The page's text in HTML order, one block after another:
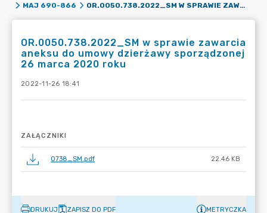
MAJ 690-866
OR.0050.738.2022_SM W SPRAWIE ZAWARCIA ANEKSU DO UMOWY DZIERŻAWY SPORZĄDZONEJ 26 MARCA 2020 ROKU
OR.0050.738.2022_SM w sprawie zawarcia
aneksu do umowy dzierżawy sporządzonej
26 marca 2020 roku
2022-11-26 18:41
ZAŁĄCZNIKI
0738_SM.pdf 22.46 KB
DRUKUJ ZAPISZ DO PDF METRYCZKA